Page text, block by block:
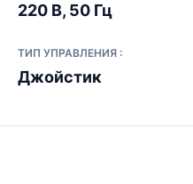
220 В, 50 Гц
ТИП УПРАВЛЕНИЯ :
Джойстик